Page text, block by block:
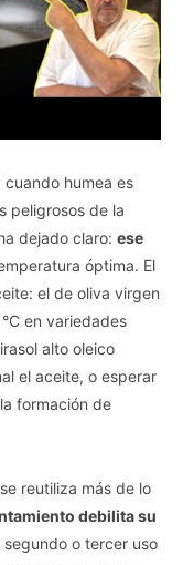
humea es
peligrosos de la
dejado claro: ese
óptima. El
el de oliva virgen
en variedades
alto oleico
el aceite, o esperar
formación de
reutiliza más de lo
debilita su
o tercer uso